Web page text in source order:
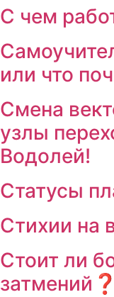
С чем
или что
Смена
узлы
Водолей!
Статусы
Стихии на
Стоит ли
затмений❓